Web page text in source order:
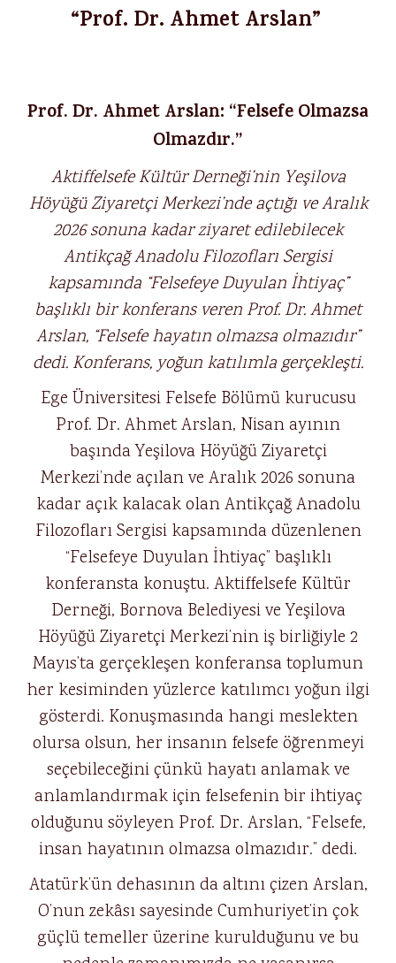
“Prof. Dr. Ahmet Arslan”
Prof. Dr. Ahmet Arslan: “Felsefe Olmazsa
Olmazdır.”
Aktiffelsefe Kültür Derneği’nin Yeşilova
Höyüğü Ziyaretçi Merkezi’nde açtığı ve Aralık
2026 sonuna kadar ziyaret edilebilecek
Antikçağ Anadolu Filozofları Sergisi
kapsamında “Felsefeye Duyulan İhtiyaç”
başlıklı bir konferans veren Prof. Dr. Ahmet
Arslan, “Felsefe hayatın olmazsa olmazıdır”
dedi. Konferans, yoğun katılımla gerçekleşti.
Ege Üniversitesi Felsefe Bölümü kurucusu
Prof. Dr. Ahmet Arslan, Nisan ayının
başında Yeşilova Höyüğü Ziyaretçi
Merkezi’nde açılan ve Aralık 2026 sonuna
kadar açık kalacak olan Antikçağ Anadolu
Filozofları Sergisi kapsamında düzenlenen
“Felsefeye Duyulan İhtiyaç” başlıklı
konferansta konuştu. Aktiffelsefe Kültür
Derneği, Bornova Belediyesi ve Yeşilova
Höyüğü Ziyaretçi Merkezi’nin iş birliğiyle 2
Mayıs’ta gerçekleşen konferansa toplumun
her kesiminden yüzlerce katılımcı yoğun ilgi
gösterdi. Konuşmasında hangi meslekten
olursa olsun, her insanın felsefe öğrenmeyi
seçebileceğini çünkü hayatı anlamak ve
anlamlandırmak için felsefenin bir ihtiyaç
olduğunu söyleyen Prof. Dr. Arslan, “Felsefe,
insan hayatının olmazsa olmazıdır.” dedi.
Atatürk’ün dehasının da altını çizen Arslan,
O’nun zekâsı sayesinde Cumhuriyet’in çok
güçlü temeller üzerine kurulduğunu ve bu